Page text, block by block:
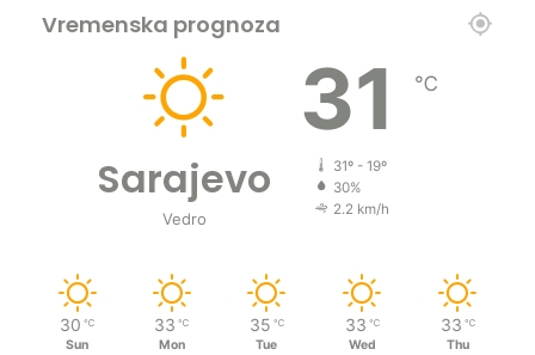
Vremenska prognoza
Sarajevo
Vedro
31 ℃
31º - 19º
30%
2.2 km/h
30 ℃
Sun
33 ℃
Mon
35 ℃
Tue
33 ℃
Wed
33 ℃
Thu